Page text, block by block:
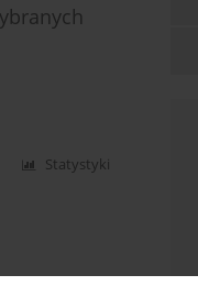
Statystyki